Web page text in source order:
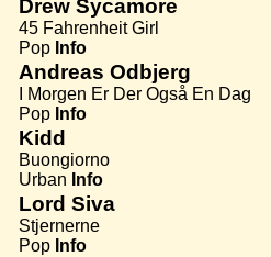
Drew Sycamore
45 Fahrenheit Girl
Pop Info
Andreas Odbjerg
I Morgen Er Der Også En Dag
Pop Info
Kidd
Buongiorno
Urban Info
Lord Siva
Stjernerne
Pop Info